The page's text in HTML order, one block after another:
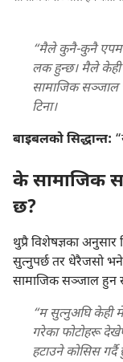
“मैले कुनै-कुनै
लक हुन्छ। मैले
सामाजिक सञ्जाल
टिना।
बाइबलको सिद्धान्त:
के सामाजिक
छ?
थुप्रै विशेषज्ञका
सुत्नुपर्छ तर धेरैजसो
सामाजिक सञ्जाल हुन
“म सुत्नुअघि केही
गरेका फोटोहरू
हटाउने कोसिस गर्दै